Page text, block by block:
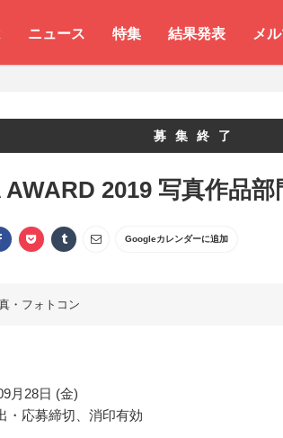
ニュース 特集 結果発表 メ
募集終了
AWARD 2019 写真作品部
Googleカレンダーに追加
・フォトコン
月28日 (金)
・応募締切、消印有効